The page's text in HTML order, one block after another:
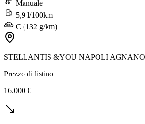
Manuale
5,9 l/100km
C (132 g/km)
STELLANTIS &YOU NAPOLI AGNANO
Prezzo di listino
16.000 €